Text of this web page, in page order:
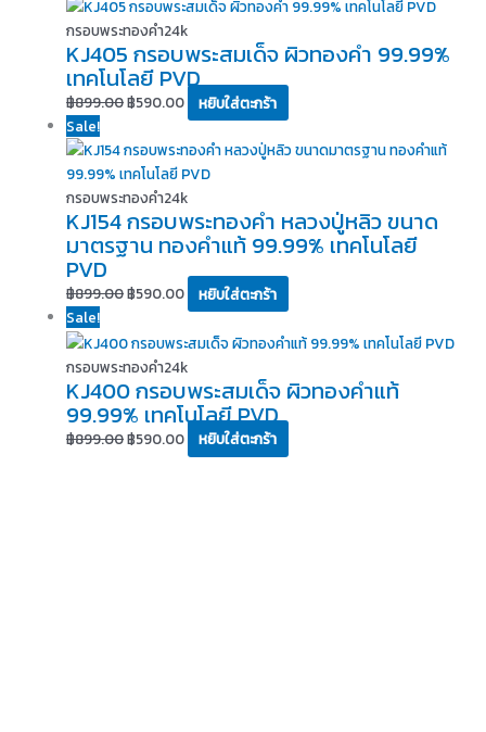
กรอบพระทองคำ24k
KJ405 กรอบพระสมเด็จ ผิวทองคำ 99.99%
เทคโนโลยี PVD
฿899.00฿590.00
หยิบใส่ตะกร้า
Sale!
กรอบพระทองคำ24k
KJ154 กรอบพระทองคำ หลวงปู่หลิว ขนาด
มาตรฐาน ทองคำแท้ 99.99% เทคโนโลยี
PVD
฿899.00฿590.00
หยิบใส่ตะกร้า
Sale!
กรอบพระทองคำ24k
KJ400 กรอบพระสมเด็จ ผิวทองคำแท้
99.99% เทคโนโลยี PVD
฿899.00฿590.00 หยิบใส่ตะกร้า